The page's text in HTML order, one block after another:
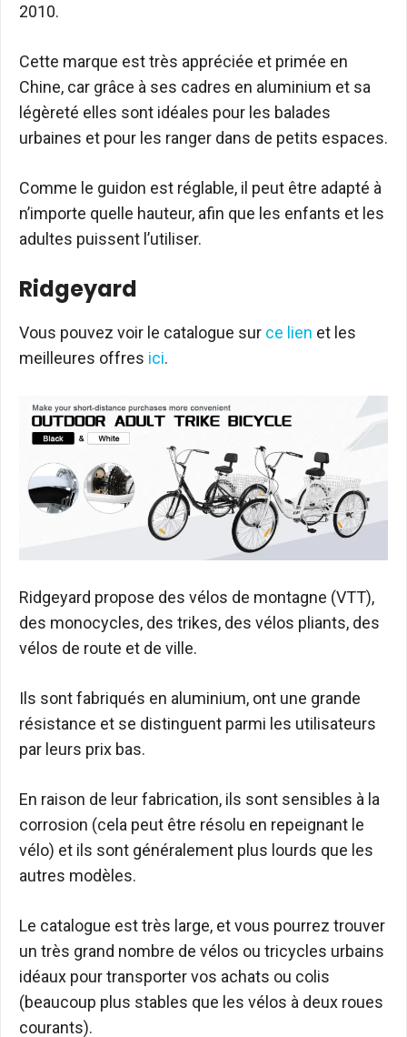
2010.
Cette marque est très appréciée et primée en
Chine, car grâce à ses cadres en aluminium et sa
légèreté elles sont idéales pour les balades
urbaines et pour les ranger dans de petits espaces.
Comme le guidon est réglable, il peut être adapté à
n’importe quelle hauteur, afin que les enfants et les
adultes puissent l’utiliser.
Ridgeyard
Vous pouvez voir le catalogue sur ce lien et les
meilleures offres ici.
Ridgeyard propose des vélos de montagne (VTT),
des monocycles, des trikes, des vélos pliants, des
vélos de route et de ville.
Ils sont fabriqués en aluminium, ont une grande
résistance et se distinguent parmi les utilisateurs
par leurs prix bas.
En raison de leur fabrication, ils sont sensibles à la
corrosion (cela peut être résolu en repeignant le
vélo) et ils sont généralement plus lourds que les
autres modèles.
Le catalogue est très large, et vous pourrez trouver
un très grand nombre de vélos ou tricycles urbains
idéaux pour transporter vos achats ou colis
(beaucoup plus stables que les vélos à deux roues
courants).